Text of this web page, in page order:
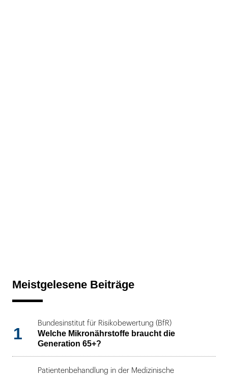
Meistgelesene Beiträge
1
Bundesinstitut für Risikobewertung (BfR)
Welche Mikronährstoffe braucht die
Generation 65+?
Patientenbehandlung in der Medizinische